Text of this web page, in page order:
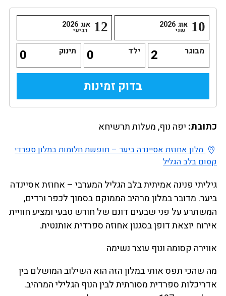
10 אוג 2026
שני 12 אוג 2026
רביעי
מבוגר ילד תינוק
כתובת: יפה נוף, מעלות תרשיחא
מלון אחוזת אסיינדה ביער – חופשת חלומות במלון ספרדי
קסום בלב הגליל
גיליתי פנינה אמיתית בלב הגליל המערבי – אחוזת אסיינדה
ביער. מדובר במלון מרהיב הממוקם בסמוך לכפר ורדים,
המשתרע על פני שבעים דונם של חורש טבעי ומציע חוויית
אירוח יוצאת דופן בסגנון אחוזה ספרדית אותנטית.
אווירה קסומה ונוף עוצר נשימה
מה שהכי תפס אותי במלון הזה הוא השילוב המושלם בין
אדריכלות ספרדית מסורתית לבין הנוף הגלילי המרהיב.